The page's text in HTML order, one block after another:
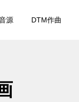
源 DTM作曲